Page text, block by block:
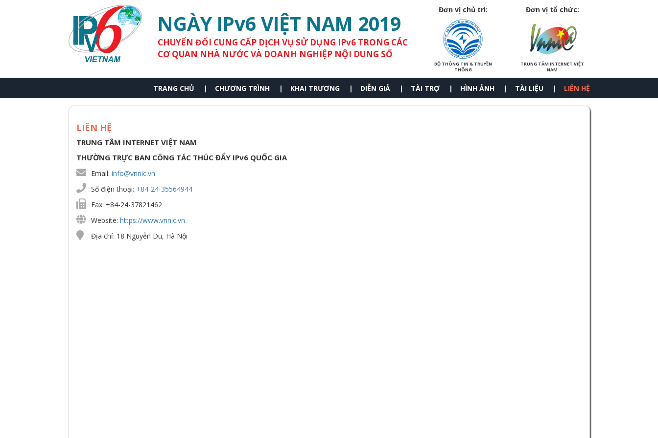
NGÀY IPv6 VIỆT NAM 2019
CHUYỂN ĐỔI CUNG CẤP DỊCH VỤ SỬ DỤNG IPv6 TRONG CÁC
CƠ QUAN NHÀ NƯỚC VÀ DOANH NGHIỆP NỘI DUNG SỐ
Đơn vị chủ trì:
BỘ THÔNG TIN & TRUYỀN
THÔNG
Đơn vị tổ chức:
TRUNG TÂM INTERNET VIỆT
NAM
TRANG CHỦ CHƯƠNG TRÌNH KHAI TRƯƠNG DIỄN GIẢ TÀI TRỢ HÌNH ẢNH TÀI LIỆU LIÊN HỆ
LIÊN HỆ
TRUNG TÂM INTERNET VIỆT NAM
THƯỜNG TRỰC BAN CÔNG TÁC THÚC ĐẨY IPv6 QUỐC GIA
Email: info@vnnic.vn
Số điện thoại: +84-24-35564944
Fax: +84-24-37821462
Website: https://www.vnnic.vn
Địa chỉ: 18 Nguyễn Du, Hà Nội